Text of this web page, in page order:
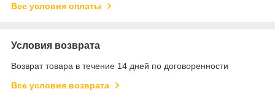
Все условия оплаты
Условия возврата
Возврат товара в течение 14 дней по договоренности
Все условия возврата